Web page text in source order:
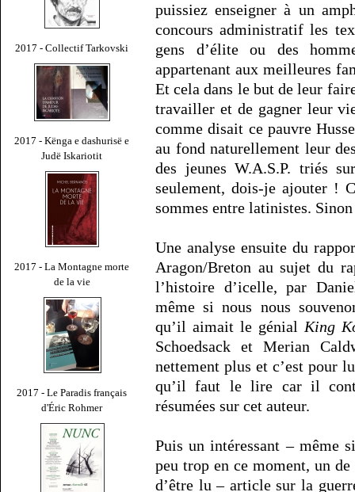
2017 - Collectif Tarkovski
2017 - Kënga e dashurisë e
Judë Iskariotit
2017 - La Montagne morte
de la vie
2017 - Le Paradis français
d'Éric Rohmer
puissiez enseigner à un
concours administratif les
gens d’élite ou des
appartenant aux meilleures
Et cela dans le but de leur
travailler et de gagner leur
comme disait ce pauvre
au fond naturellement leur
des jeunes W.A.S.P. triés
seulement, dois-je ajouter !
sommes entre latinistes.
Une analyse ensuite du
Aragon/Breton au sujet du
l’histoire d’icelle, par
même si nous nous
qu’il aimait le génial King
Schoedsack et Merian
nettement plus et c’est pour
qu’il faut le lire car il
résumées sur cet auteur.
Puis un intéressant – même
peu trop en ce moment, un
d’être lu – article sur la